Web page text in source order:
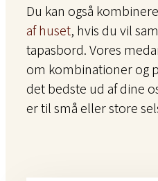
Du kan også
af huset, hvis du vil
tapasbord. Vores
om kombinationer og
det bedste ud af dine
er til små eller store